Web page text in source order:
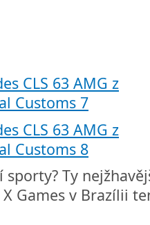
Ty
X Games v Brazílii